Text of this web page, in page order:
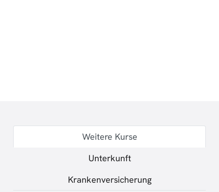
Weitere Kurse
Unterkunft
Krankenversicherung